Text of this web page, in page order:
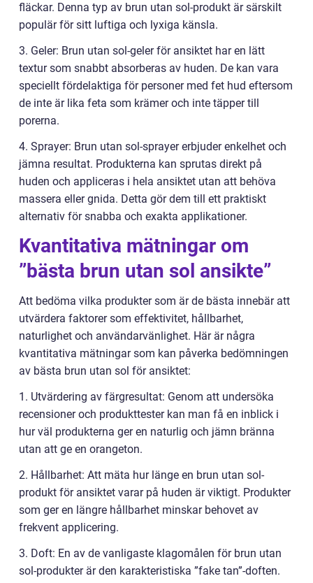
fläckar. Denna typ av brun utan sol-produkt är särskilt
populär för sitt luftiga och lyxiga känsla.
3. Geler: Brun utan sol-geler för ansiktet har en lätt
textur som snabbt absorberas av huden. De kan vara
speciellt fördelaktiga för personer med fet hud eftersom
de inte är lika feta som krämer och inte täpper till
porerna.
4. Sprayer: Brun utan sol-sprayer erbjuder enkelhet och
jämna resultat. Produkterna kan sprutas direkt på
huden och appliceras i hela ansiktet utan att behöva
massera eller gnida. Detta gör dem till ett praktiskt
alternativ för snabba och exakta applikationer.
Kvantitativa mätningar om
”bästa brun utan sol ansikte”
Att bedöma vilka produkter som är de bästa innebär att
utvärdera faktorer som effektivitet, hållbarhet,
naturlighet och användarvänlighet. Här är några
kvantitativa mätningar som kan påverka bedömningen
av bästa brun utan sol för ansiktet:
1. Utvärdering av färgresultat: Genom att undersöka
recensioner och produkttester kan man få en inblick i
hur väl produkterna ger en naturlig och jämn bränna
utan att ge en orangeton.
2. Hållbarhet: Att mäta hur länge en brun utan sol-
produkt för ansiktet varar på huden är viktigt. Produkter
som ger en längre hållbarhet minskar behovet av
frekvent applicering.
3. Doft: En av de vanligaste klagomålen för brun utan
sol-produkter är den karakteristiska ”fake tan”-doften.